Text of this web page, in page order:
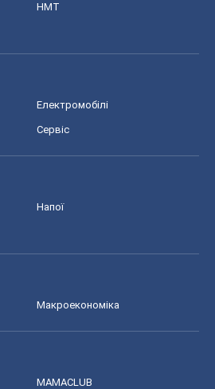
НМТ
Електромобілі
Сервіс
Напої
Макроекономіка
MAMACLUB